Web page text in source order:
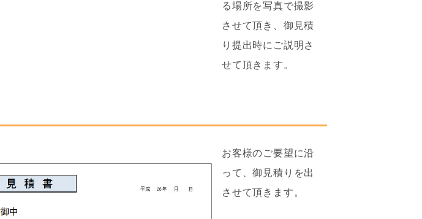
る場所を写真で撮影
させて頂き、御見積
り提出時にご説明さ
せて頂きます。
お客様のご要望に沿
って、御見積りを出
させて頂きます。